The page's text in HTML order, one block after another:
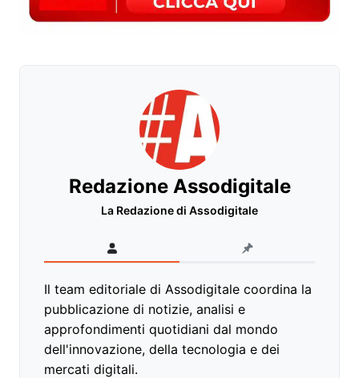
Redazione Assodigitale
La Redazione di Assodigitale
Il team editoriale di Assodigitale coordina la
pubblicazione di notizie, analisi e
approfondimenti quotidiani dal mondo
dell'innovazione, della tecnologia e dei
mercati digitali.